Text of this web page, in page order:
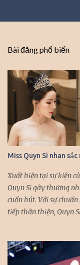
Bài đăng phổ biến
Miss Quyn Si nhan
Xuất hiện tại sự kiện
Quyn Si gây thương
cuốn hút. Với sự
tiếp thân thiện, Quyn
Si mong muốn không
đẹp tại sự kiện, mà cô